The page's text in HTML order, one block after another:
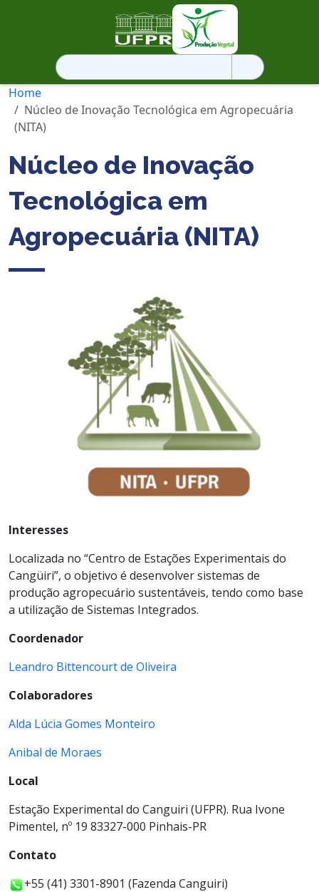
Pesquisar
por:
Home
Núcleo de Inovação Tecnológica em Agropecuária
(NITA)
Núcleo de Inovação
Tecnológica em
Agropecuária (NITA)
Interesses
Localizada no “Centro de Estações Experimentais do
Cangüiri”, o objetivo é desenvolver sistemas de
produção agropecuário sustentáveis, tendo como base
a utilização de Sistemas Integrados.
Coordenador
Leandro Bittencourt de Oliveira
Colaboradores
Alda Lúcia Gomes Monteiro
Anibal de Moraes
Local
Estação Experimental do Canguiri (UFPR). Rua Ivone
Pimentel, nº 19 83327-000 Pinhais-PR
Contato
+55 (41) 3301-8901 (Fazenda Canguiri)